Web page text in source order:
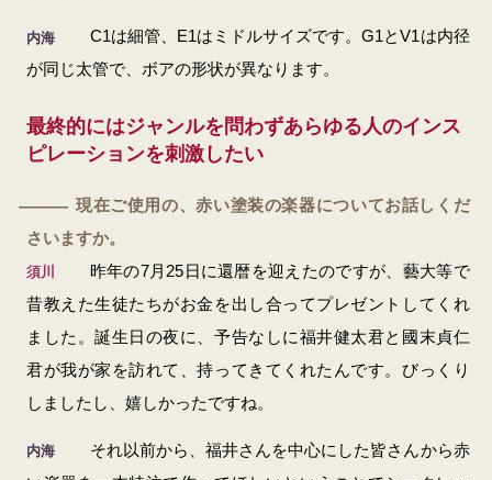
内海
C1は細管、E1はミドルサイズです。G1とV1は内径
が同じ太管で、ボアの形状が異なります。
最終的にはジャンルを問わずあらゆる人のインス
ピレーションを刺激したい
― 現在ご使用の、赤い塗装の楽器についてお話しくだ
さいますか。
須川
昨年の7月25日に還暦を迎えたのですが、藝大等で
昔教えた生徒たちがお金を出し合ってプレゼントしてくれ
ました。誕生日の夜に、予告なしに福井健太君と國末貞仁
君が我が家を訪れて、持ってきてくれたんです。びっくり
しましたし、嬉しかったですね。
内海
それ以前から、福井さんを中心にした皆さんから赤